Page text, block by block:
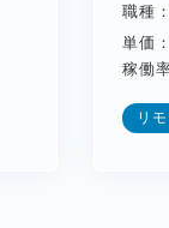
職種
単価
稼働
リ